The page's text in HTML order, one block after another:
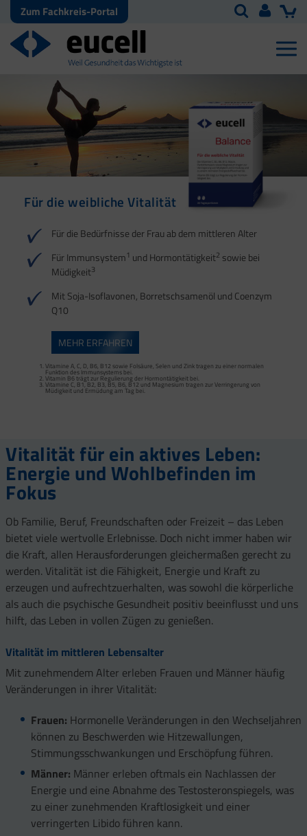
Zum Fachkreis-Portal
Für die weibliche Vitalität
Für die Bedürfnisse der Frau ab dem mittleren Alter
Für Immunsystem1 und Hormontätigkeit2 sowie bei
Müdigkeit3
Mit Soja-Isoflavonen, Borretschsamenöl und Coenzym
Q10
MEHR ERFAHREN
Vitamine A, C, D, B6, B12 sowie Folsäure, Selen und Zink tragen zu einer normalen
Funktion des Immunsystems bei.
Vitamin B6 trägt zur Regulierung der Hormontätigkeit bei.
Vitamine C, B1, B2, B3, B5, B6, B12 und Magnesium tragen zur Verringerung von
Müdigkeit und Ermüdung am Tag bei.
Für die männliche
Vitamine A, C, D, B6, B12 sowie Folsäure, Selen und Zink tragen zu einer normalen
Für den
Vitamine C, B1, B2, B3, B5, B6, B12, Biotin, Magnesium, Kupfer und Mangan tragen
zu einem normalen Energiestoffwechsel bei.
Vitamine C, B2, B3, B5, B6, B12 und Magnesium tragen zur Verringerung von
Müdigkeit und Ermüdung bei.
Vitalität für ein aktives Leben:
Energie und Wohlbefinden im
Fokus
Ob Familie, Beruf, Freundschaften oder Freizeit – das Leben
bietet viele wertvolle Erlebnisse. Doch nicht immer haben wir
die Kraft, allen Herausforderungen gleichermaßen gerecht zu
werden. Vitalität ist die Fähigkeit, Energie und Kraft zu
erzeugen und aufrechtzuerhalten, was sowohl die körperliche
als auch die psychische Gesundheit positiv beeinflusst und uns
hilft, das Leben in vollen Zügen zu genießen.
Vitalität im mittleren Lebensalter
Mit zunehmendem Alter erleben Frauen und Männer häufig
Veränderungen in ihrer Vitalität:
Frauen: Hormonelle Veränderungen in den Wechseljahren
können zu Beschwerden wie Hitzewallungen,
Stimmungsschwankungen und Erschöpfung führen.
Männer: Männer erleben oftmals ein Nachlassen der
Energie und eine Abnahme des Testosteronspiegels, was
zu einer zunehmenden Kraftlosigkeit und einer
verringerten Libido führen kann.